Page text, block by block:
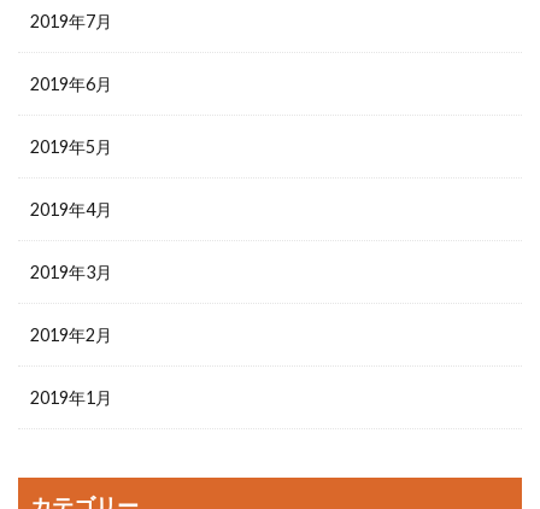
2019年7月
2019年6月
2019年5月
2019年4月
2019年3月
2019年2月
2019年1月